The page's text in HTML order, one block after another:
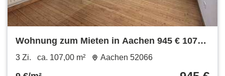
Wohnung zum Mieten in Aachen 945 € 107
m²
3 Zi. ca. 107,00 m² Aachen 52066